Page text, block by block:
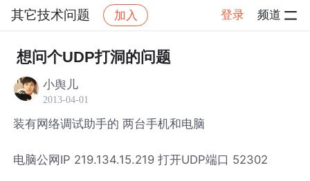
其它技术问题 加入 登录 频道
社区 其它技术问题 帖子详情
想问个UDP打洞的问题
小舆儿
2013-04-01
装有网络调试助手的 两台手机和电脑
电脑公网IP 219.134.15.219 打开UDP端口 52302